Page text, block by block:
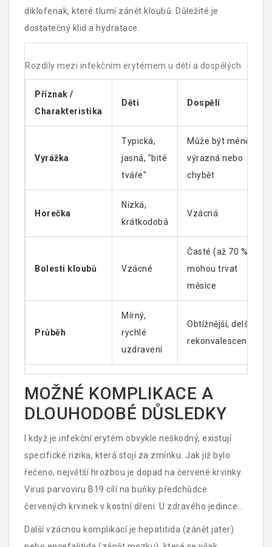
diklofenak, které tlumí zánět kloubů. Důležité je
dostatečný klid a hydratace.
Rozdíly mezi infekčním erytémem u dětí a dospělých
Příznak /
Charakteristika
Děti Dospělí
Vyrážka
Typická,
jasná, "bité
tváře"
Může být méně
výrazná nebo
chybět
Horečka
Nízká,
krátkodobá
Vzácná
Bolesti kloubů Vzácné
Časté (až 70 %),
mohou trvat
měsíce
Průběh
Mírný,
rychlé
uzdravení
Obtížnější, delší
rekonvalescence
MOŽNÉ KOMPLIKACE A
DLOUHODOBÉ DŮSLEDKY
I když je infekční erytém obvykle neškodný, existují
specifické rizika, která stojí za zmínku. Jak již bylo
řečeno, největší hrozbou je dopad na červené krvinky.
Virus parvoviru B19 cílí na buňky předchůdce
červených krvinek v kostní dřeni. U zdravého jedince
se kostní dřeň zotaví během pár dní. U lidí s vysokým
obratem červených krvinek (kvůli jejich rychlejšímu
Další vzácnou komplikací je hepatitida (zánět jater)